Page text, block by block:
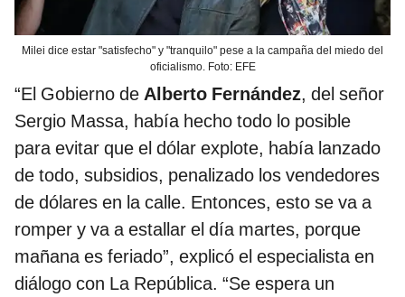
Milei dice estar "satisfecho" y "tranquilo" pese a la campaña del miedo del
oficialismo. Foto: EFE
“El Gobierno de Alberto Fernández, del señor
Sergio Massa, había hecho todo lo posible
para evitar que el dólar explote, había lanzado
de todo, subsidios, penalizado los vendedores
de dólares en la calle. Entonces, esto se va a
romper y va a estallar el día martes, porque
mañana es feriado”, explicó el especialista en
diálogo con La República. “Se espera un